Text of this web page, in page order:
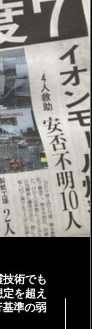
技術でも
を超え
準の弱